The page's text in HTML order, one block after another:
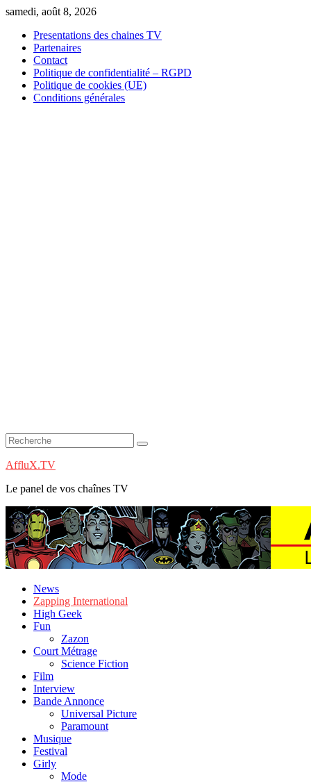
Skip
content
samedi, août 8, 2026
Presentations des chaines TV
Partenaires
Contact
Politique de confidentialité – RGPD
Politique de cookies (UE)
Conditions générales
AffluX.TV
Le panel de vos chaînes TV
News
Zapping International
High Geek
Fun
Zazon
Court Métrage
Science Fiction
Film
Interview
Bande Annonce
Universal Picture
Paramount
Musique
Festival
Girly
Mode